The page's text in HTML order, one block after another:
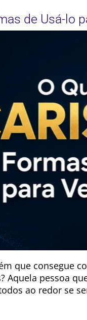
de Usá-lo
que consegue
Aquela pessoa
ao redor se